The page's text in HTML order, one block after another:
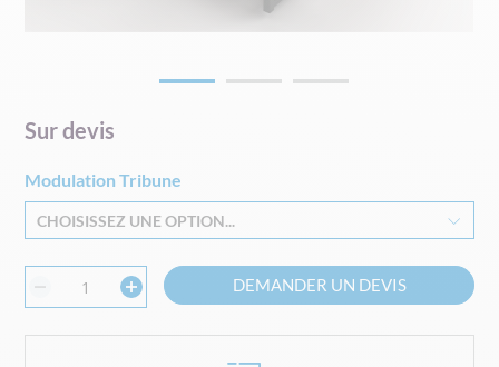
Sur devis
Modulation Tribune
CHOISISSEZ UNE OPTION...
DEMANDER UN DEVIS
to
beginning
of
the
gallery